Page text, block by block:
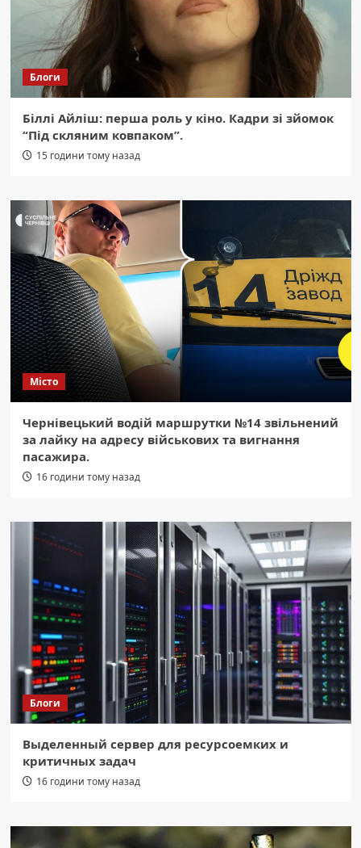
Блоги
Біллі Айліш: перша роль у кіно. Кадри зі зйомок
“Під скляним ковпаком”.
15 години тому назад
Місто
Чернівецький водій маршрутки №14 звільнений
за лайку на адресу військових та вигнання
пасажира.
16 години тому назад
Блоги
Выделенный сервер для ресурсоемких и
критичных задач
16 години тому назад